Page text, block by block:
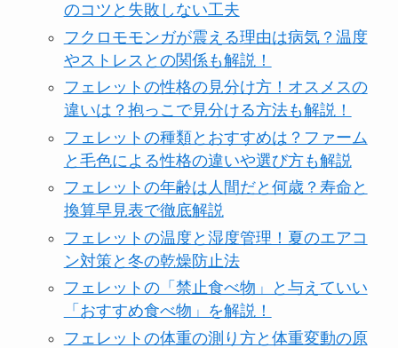
のコツと失敗しない工夫
フクロモモンガが震える理由は病気？温度
やストレスとの関係も解説！
フェレットの性格の見分け方！オスメスの
違いは？抱っこで見分ける方法も解説！
フェレットの種類とおすすめは？ファーム
と毛色による性格の違いや選び方も解説
フェレットの年齢は人間だと何歳？寿命と
換算早見表で徹底解説
フェレットの温度と湿度管理！夏のエアコ
ン対策と冬の乾燥防止法
フェレットの「禁止食べ物」と与えていい
「おすすめ食べ物」を解説！
フェレットの体重の測り方と体重変動の原